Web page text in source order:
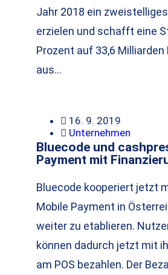
Jahr 2018 ein
erzielen und schafft eine
Prozent auf 33,6 Milliarden
aus…
16. 9. 2019
Unternehmen
Bluecode und
Payment mit
Bluecode kooperiert jetzt
Mobile Payment in
weiter zu etablieren.
können dadurch jetzt mit
am POS bezahlen. Der